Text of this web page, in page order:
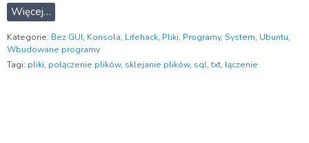
Więcej…
Kategorie: Bez GUI, Konsola, Lifehack, Pliki, Programy, System, Ubuntu,
Wbudowane programy
Tagi: pliki, połączenie plików, sklejanie plików, sql,txt, łączenie